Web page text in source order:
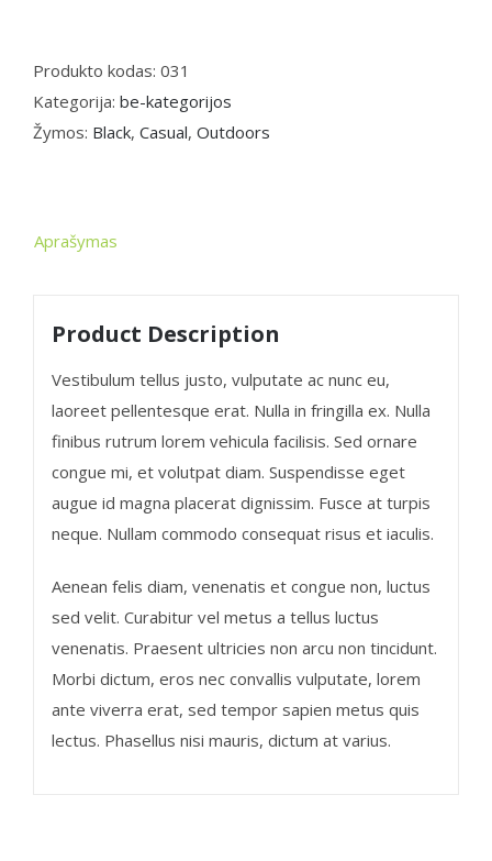
Tee
Produkto kodas: 031
Kategorija: be-kategorijos
Žymos: Black, Casual, Outdoors
Aprašymas
Product Description
Vestibulum tellus justo, vulputate ac nunc eu,
laoreet pellentesque erat. Nulla in fringilla ex. Nulla
finibus rutrum lorem vehicula facilisis. Sed ornare
congue mi, et volutpat diam. Suspendisse eget
augue id magna placerat dignissim. Fusce at turpis
neque. Nullam commodo consequat risus et iaculis.
Aenean felis diam, venenatis et congue non, luctus
sed velit. Curabitur vel metus a tellus luctus
venenatis. Praesent ultricies non arcu non tincidunt.
Morbi dictum, eros nec convallis vulputate, lorem
ante viverra erat, sed tempor sapien metus quis
lectus. Phasellus nisi mauris, dictum at varius.